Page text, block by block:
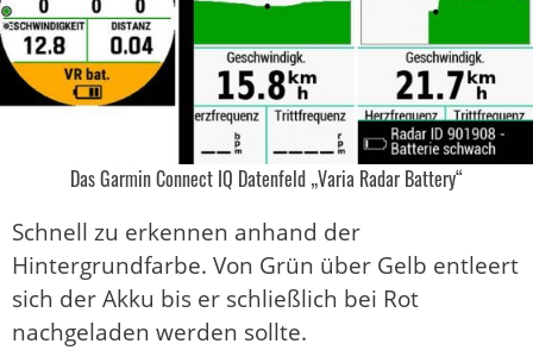
Das Garmin Connect IQ Datenfeld „Varia Radar Battery“
Schnell zu erkennen anhand der
Hintergrundfarbe. Von Grün über Gelb entleert
sich der Akku bis er schließlich bei Rot
nachgeladen werden sollte.